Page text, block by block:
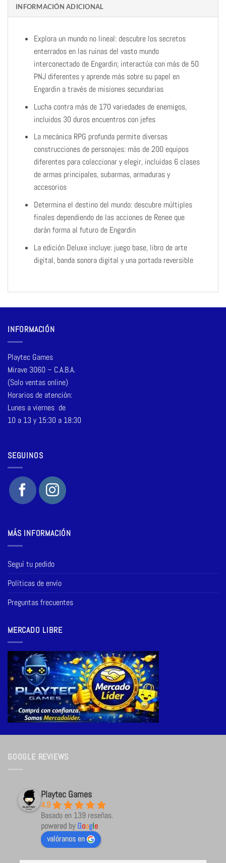
INFORMACIÓN ADICIONAL
Explora un mundo no lineal: descubre los secretos
enterrados en las ruinas del vasto mundo
interconectado de Engardin; interactúa con más de 50
PNJ diferentes y aprende más sobre su papel en
Engardin a través de misiones secundarias
Lucha contra más de 170 variedades de enemigos,
incluidos 30 duros encuentros con jefes
La mecánica RPG profunda permite diversas
construcciones de personajes: más de 200 equipos
diferentes para coleccionar y elegir, incluidas 6 clases
de armas principales, subarmas, armaduras y
accesorios
Determina el destino del mundo: descubre múltiples
finales dependiendo de las acciones de Renee que
darán forma al futuro de Engardin
La edición Deluxe incluye: juego base, libro de arte
digital, banda sonora digital y una portada reversible
INFORMACIÓN
Playtec Games
Mirave 3060 – C.A.B.A.
(Solo ventas online)
Horarios de atención:
Lunes a viernes de
10 a 13 y 15:30 a 18:30
SEGUINOS
MÁS INFORMACIÓN
Seguí tu pedido
Políticas de envío
Preguntas frecuentes
MERCADO LIBRE
GOOGLE REVIEWS
Playtec Games
4.9
Basado en 139 reseñas.
powered byGoogle
valóranos en